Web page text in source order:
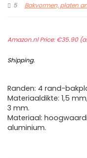
5
Bakvormen, platen
Amazon.nl Price:€35.90
Shipping.
Randen: 4 rand-
Materiaaldikte: 1,5
3 mm.
Materiaal:
aluminium.